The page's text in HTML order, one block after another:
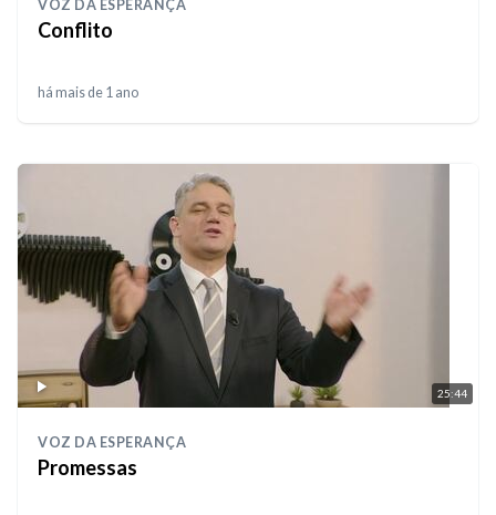
VOZ DA ESPERANÇA
Conflito
há mais de 1 ano
25:44
VOZ DA ESPERANÇA
Promessas